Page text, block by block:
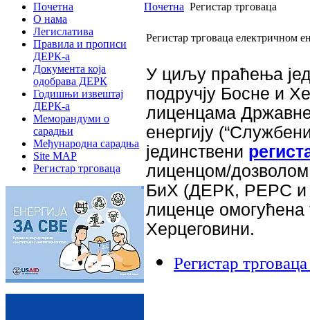
Почетна
О нама
Легислатива
Правила и прописи
ДЕРК-а
Документа која
одобрава ДЕРК
Годишњи извештај
ДЕРК-а
Меморандуми о
сарадњи
Међународна сарадња
Site MAP
Регистар трговаца
Почетна Регистар трговаца
Регистар трговаца електричном
У циљу праћења
подручју Босне и
лиценцама Државне
енергију
јединствени
лиценцом/дозволом
БиХ (ДЕРК, РЕРС и
лиценце омогућена
Херцеговини.
Регистар